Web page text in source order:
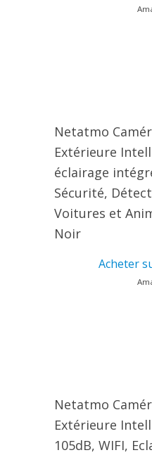
Netatmo
Extérieure
éclairage
Sécurité,
Voitures et
Noir
Acheter
Netatmo
Extérieure
105dB, WIFI,